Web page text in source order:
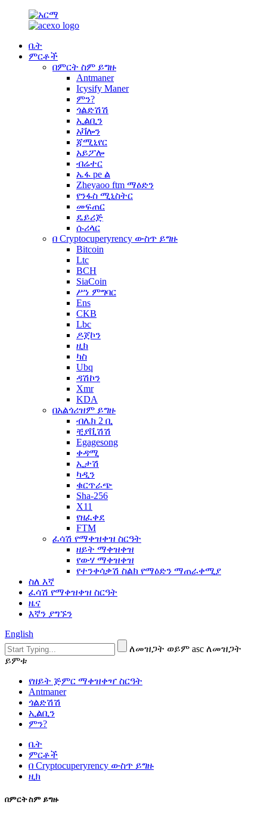
ቤት
ምርቶች
በምርት ስም ይግዙ
Antmaner
Icysify Maner
ምን?
ጎልድሽሽ
ኢልቢን
አቫሎን
ጃሚኒየር
አይፖሎ
ብሬተር
ኤፋ pe ል
Zheyaoo ftm ማዕድን
የንፋስ ሚኒስትር
መፍጠር
ዴይሪጅ
ሱሪላር
በ Cryptocuperyrency ውስጥ ይግዙ
Bitcoin
Ltc
BCH
SiaCoin
ሥነ ምግባር
Ens
CKB
Lbc
ዶጀኮን
ዚክ
ካስ
Ubq
ዳሽኮን
Xmr
KDA
በአልጎሪዝም ይግዙ
ብሌክ 2 ቢ
ቺያቪሽሽ
Egagesong
ቀዳሚ
ኢታሽ
ካዲን
ቁርጥራጭ
Sha-256
X11
የዘፈቀደ
FTM
ፈሳሽ የማቀዝቀዝ ስርዓት
ዘይት ማቀዝቀዝ
የውሃ ማቀዝቀዝ
የተንቀሳቃሽ ስልክ የማዕድን ማጠራቀሚያ
ስለ እኛ
ፈሳሽ የማቀዝቀዝ ስርዓት
ዜና
እኛን ያግኙን
English
ለመዝጋት ወይም asc ለመዝጋት
ይምቱ
የዘይት ጅምር ማቀዝቀዣ ስርዓት
Antmaner
ጎልድሽሽ
ኢልቢን
ምን?
ቤት
ምርቶች
በ Cryptocuperyrency ውስጥ ይግዙ
ዚክ
በምርት ስም ይግዙ